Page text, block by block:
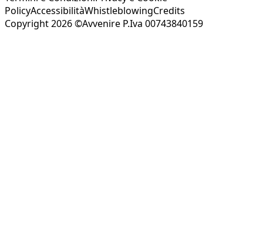
PolicyAccessibilitàWhistleblowingCredits
Copyright 2026 ©Avvenire P.Iva 00743840159